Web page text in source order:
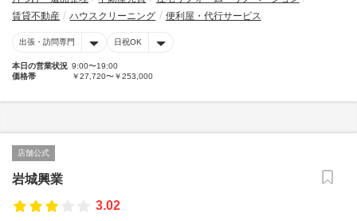
賃貸不動産
ハウスクリーニング 便利屋・代行サービス
出張・訪問専門 日祝OK
本日の営業状況 9:00〜19:00
価格帯
￥27,720〜￥253,000
店舗公式
岩城興業
3.02